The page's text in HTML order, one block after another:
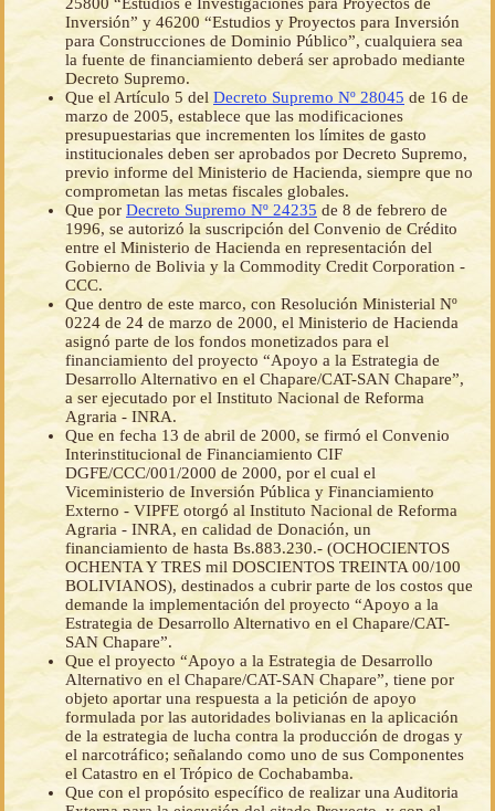
Inversión” y 46200 “Estudios y Proyectos para Inversión
para Construcciones de Dominio Público”, cualquiera sea
la fuente de financiamiento deberá ser aprobado mediante
Decreto Supremo.
Que el Artículo 5 del Decreto Supremo Nº 28045 de 16 de
marzo de 2005, establece que las modificaciones
presupuestarias que incrementen los límites de gasto
institucionales deben ser aprobados por Decreto Supremo,
previo informe del Ministerio de Hacienda, siempre que no
comprometan las metas fiscales globales.
Que por Decreto Supremo Nº 24235 de 8 de febrero de
1996, se autorizó la suscripción del Convenio de Crédito
entre el Ministerio de Hacienda en representación del
Gobierno de Bolivia y la Commodity Credit Corporation -
CCC.
Que dentro de este marco, con Resolución Ministerial Nº
0224 de 24 de marzo de 2000, el Ministerio de Hacienda
asignó parte de los fondos monetizados para el
financiamiento del proyecto “Apoyo a la Estrategia de
Desarrollo Alternativo en el Chapare/CAT-SAN Chapare”,
a ser ejecutado por el Instituto Nacional de Reforma
Agraria - INRA.
Que en fecha 13 de abril de 2000, se firmó el Convenio
Interinstitucional de Financiamiento CIF
DGFE/CCC/001/2000 de 2000, por el cual el
Viceministerio de Inversión Pública y Financiamiento
Externo - VIPFE otorgó al Instituto Nacional de Reforma
Agraria - INRA, en calidad de Donación, un
financiamiento de hasta Bs.883.230.- (OCHOCIENTOS
OCHENTA Y TRES mil DOSCIENTOS TREINTA 00/100
BOLIVIANOS), destinados a cubrir parte de los costos que
demande la implementación del proyecto “Apoyo a la
Estrategia de Desarrollo Alternativo en el Chapare/CAT-
SAN Chapare”.
Que el proyecto “Apoyo a la Estrategia de Desarrollo
Alternativo en el Chapare/CAT-SAN Chapare”, tiene por
objeto aportar una respuesta a la petición de apoyo
formulada por las autoridades bolivianas en la aplicación
de la estrategia de lucha contra la producción de drogas y
el narcotráfico; señalando como uno de sus Componentes
el Catastro en el Trópico de Cochabamba.
Que con el propósito específico de realizar una Auditoria